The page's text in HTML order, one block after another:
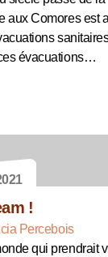
aux Comores est
évacuations…
!
Percebois
qui prendrait